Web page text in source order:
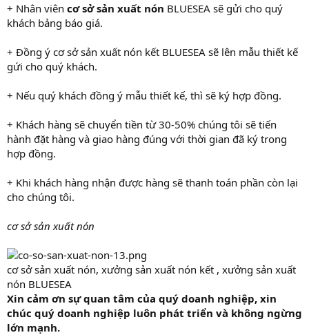
+ Nhân viên cơ sở sản xuất nón BLUESEA sẽ gửi cho quý
khách bảng báo giá.
+ Đồng ý cơ sở sản xuất nón kết BLUESEA sẽ lên mẫu thiết kế
gứi cho quý khách.
+ Nếu quý khách đồng ý mẫu thiết kế, thì sẽ ký hợp đồng.
+ Khách hàng sẽ chuyển tiền từ 30-50% chúng tôi sẽ tiến
hành đặt hàng và giao hàng đúng với thời gian đã ký trong
hợp đồng.
+ Khi khách hàng nhận được hàng sẽ thanh toán phần còn lại
cho chúng tôi.
cơ sở sản xuất nón
cơ sở sản xuất nón, xưởng sản xuất nón kết , xưởng sản xuất
nón BLUESEA
Xin cảm ơn sự quan tâm của quý doanh nghiệp, xin
chúc quý doanh nghiệp luôn phát triển và không ngừng
lớn mạnh.